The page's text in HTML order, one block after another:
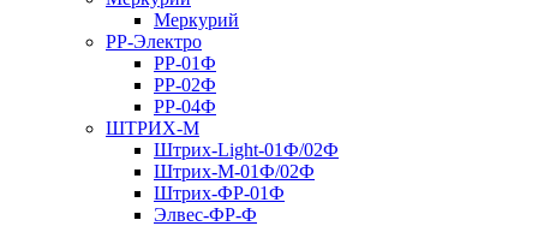
Меркурий
РР-Электро
РР-01Ф
РР-02Ф
РР-04Ф
ШТРИХ-М
Штрих-Light-01Ф/02Ф
Штрих-М-01Ф/02Ф
Штрих-ФР-01Ф
Элвес-ФР-Ф